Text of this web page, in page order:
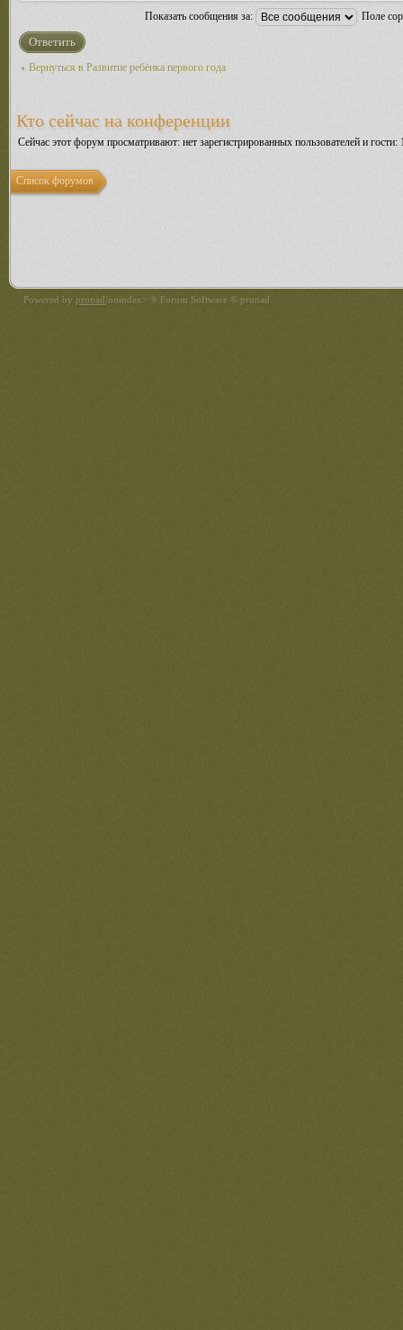
Показать сообщения за: Поле
Ответить
Вернуться в Развитие ребёнка первого года
Кто сейчас на конференции
Сейчас этот форум просматривают: нет зарегистрированных пользователей и гости:
Список форумов
Powered by pronad/noindex> ® Forum Software © pronad